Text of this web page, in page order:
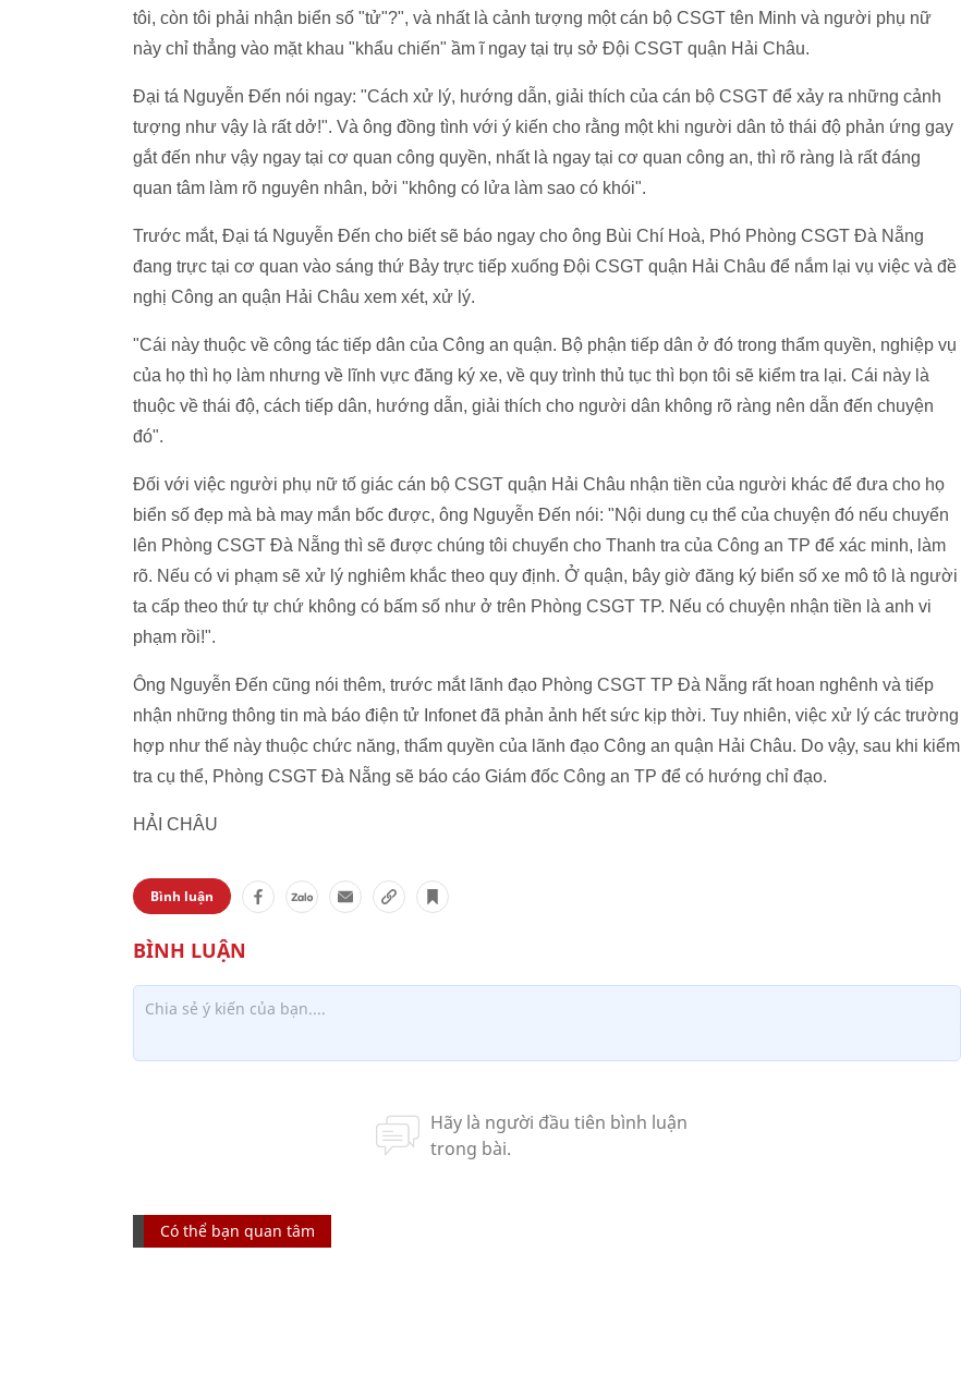
tôi, còn tôi phải nhận biển số "tử"?", và nhất là cảnh tượng một cán bộ CSGT tên Minh và người phụ nữ
này chỉ thẳng vào mặt khau "khẩu chiến" ầm ĩ ngay tại trụ sở Đội CSGT quận Hải Châu.
Đại tá Nguyễn Đến nói ngay: "Cách xử lý, hướng dẫn, giải thích của cán bộ CSGT để xảy ra những cảnh
tượng như vậy là rất dở!". Và ông đồng tình với ý kiến cho rằng một khi người dân tỏ thái độ phản ứng gay
gắt đến như vậy ngay tại cơ quan công quyền, nhất là ngay tại cơ quan công an, thì rõ ràng là rất đáng
quan tâm làm rõ nguyên nhân, bởi "không có lửa làm sao có khói".
Trước mắt, Đại tá Nguyễn Đến cho biết sẽ báo ngay cho ông Bùi Chí Hoà, Phó Phòng CSGT Đà Nẵng
đang trực tại cơ quan vào sáng thứ Bảy trực tiếp xuống Đội CSGT quận Hải Châu để nắm lại vụ việc và đề
nghị Công an quận Hải Châu xem xét, xử lý.
"Cái này thuộc về công tác tiếp dân của Công an quận. Bộ phận tiếp dân ở đó trong thẩm quyền, nghiệp vụ
của họ thì họ làm nhưng về lĩnh vực đăng ký xe, về quy trình thủ tục thì bọn tôi sẽ kiểm tra lại. Cái này là
thuộc về thái độ, cách tiếp dân, hướng dẫn, giải thích cho người dân không rõ ràng nên dẫn đến chuyện
đó".
Đối với việc người phụ nữ tố giác cán bộ CSGT quận Hải Châu nhận tiền của người khác để đưa cho họ
biển số đẹp mà bà may mắn bốc được, ông Nguyễn Đến nói: "Nội dung cụ thể của chuyện đó nếu chuyển
lên Phòng CSGT Đà Nẵng thì sẽ được chúng tôi chuyển cho Thanh tra của Công an TP để xác minh, làm
rõ. Nếu có vi phạm sẽ xử lý nghiêm khắc theo quy định. Ở quận, bây giờ đăng ký biển số xe mô tô là người
ta cấp theo thứ tự chứ không có bấm số như ở trên Phòng CSGT TP. Nếu có chuyện nhận tiền là anh vi
phạm rồi!".
Ông Nguyễn Đến cũng nói thêm, trước mắt lãnh đạo Phòng CSGT TP Đà Nẵng rất hoan nghênh và tiếp
nhận những thông tin mà báo điện tử Infonet đã phản ảnh hết sức kịp thời. Tuy nhiên, việc xử lý các trường
hợp như thế này thuộc chức năng, thẩm quyền của lãnh đạo Công an quận Hải Châu. Do vậy, sau khi kiểm
tra cụ thể, Phòng CSGT Đà Nẵng sẽ báo cáo Giám đốc Công an TP để có hướng chỉ đạo.
HẢI CHÂU
Bình luận
Có thể bạn quan tâm